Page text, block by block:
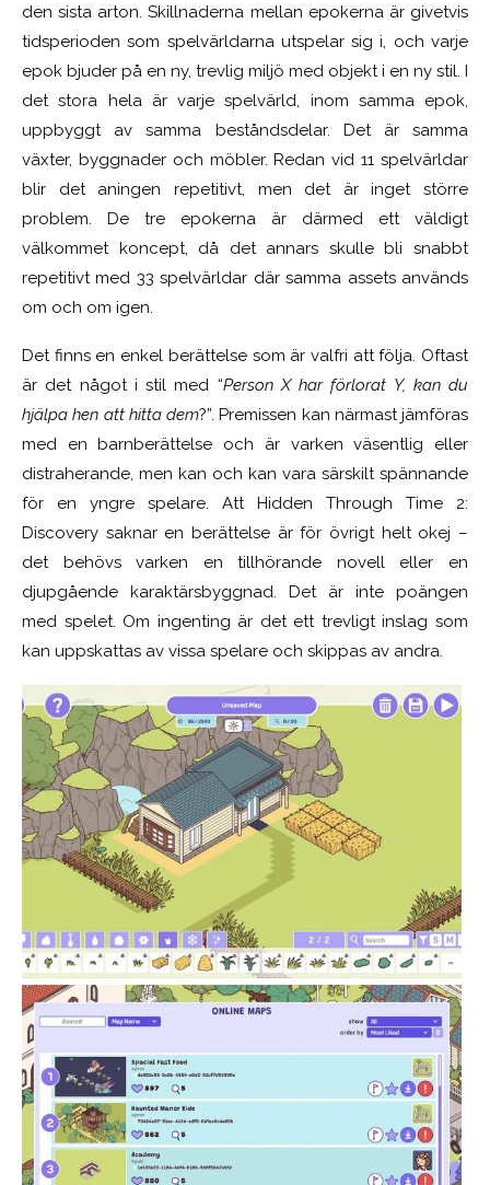
den sista arton. Skillnaderna mellan epokerna är givetvis
tidsperioden som spelvärldarna utspelar sig i, och varje
epok bjuder på en ny, trevlig miljö med objekt i en ny stil. I
det stora hela är varje spelvärld, inom samma epok,
uppbyggt av samma beståndsdelar. Det är samma
växter, byggnader och möbler. Redan vid 11 spelvärldar
blir det aningen repetitivt, men det är inget större
problem. De tre epokerna är därmed ett väldigt
välkommet koncept, då det annars skulle bli snabbt
repetitivt med 33 spelvärldar där samma assets används
om och om igen.
Det finns en enkel berättelse som är valfri att följa. Oftast
är det något i stil med “Person X har förlorat Y, kan du
hjälpa hen att hitta dem?”. Premissen kan närmast jämföras
med en barnberättelse och är varken väsentlig eller
distraherande, men kan och kan vara särskilt spännande
för en yngre spelare. Att Hidden Through Time 2:
Discovery saknar en berättelse är för övrigt helt okej –
det behövs varken en tillhörande novell eller en
djupgående karaktärsbyggnad. Det är inte poängen
med spelet. Om ingenting är det ett trevligt inslag som
kan uppskattas av vissa spelare och skippas av andra.